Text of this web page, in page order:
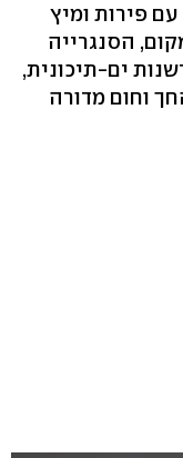
פירות ומיץ
הסנגרייה
ים-תיכונית,
וחום מדורה